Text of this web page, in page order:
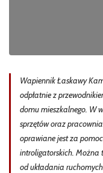
Wapiennik Łaskawy
odpłatnie z
domu mieszkalnego. W
sprzętów oraz
oprawiane jest za
introligatorskich. Można
od układania